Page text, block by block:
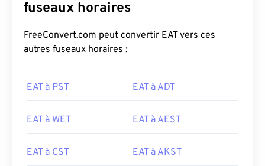
fuseaux horaires
FreeConvert.com peut convertir EAT vers ces
autres fuseaux horaires :
EAT à PST EAT à ADT
EAT à WET EAT à AEST
EAT à CST EAT à AKST